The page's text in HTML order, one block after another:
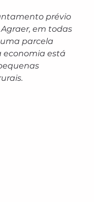
prévio
em todas
parcela
está